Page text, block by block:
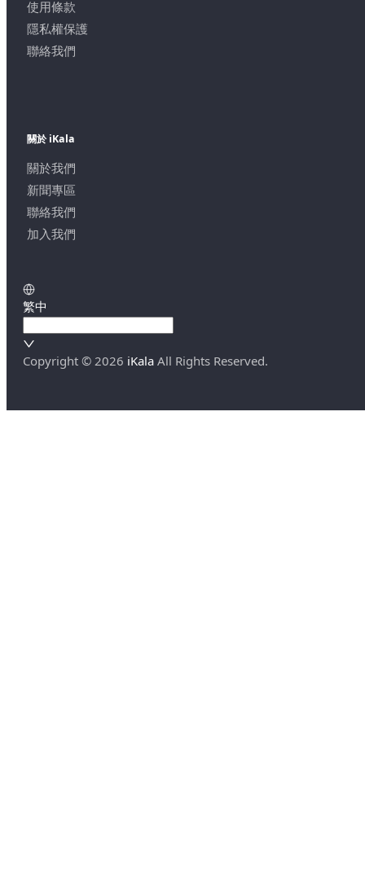
使用條款
隱私權保護
聯絡我們
關於 iKala
關於我們
新聞專區
聯絡我們
加入我們
繁中
Copyright © 2026 iKala All Rights Reserved.